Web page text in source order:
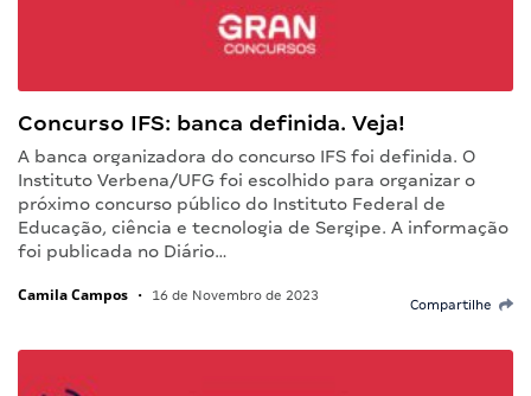
Concurso IFS: banca definida. Veja!
A banca organizadora do concurso IFS foi definida. O
Instituto Verbena/UFG foi escolhido para organizar o
próximo concurso público do Instituto Federal de
Educação, ciência e tecnologia de Sergipe. A informação
foi publicada no Diário…
Camila Campos • 16 de Novembro de 2023
Compartilhe